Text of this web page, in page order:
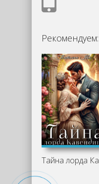
Рекомендуем: